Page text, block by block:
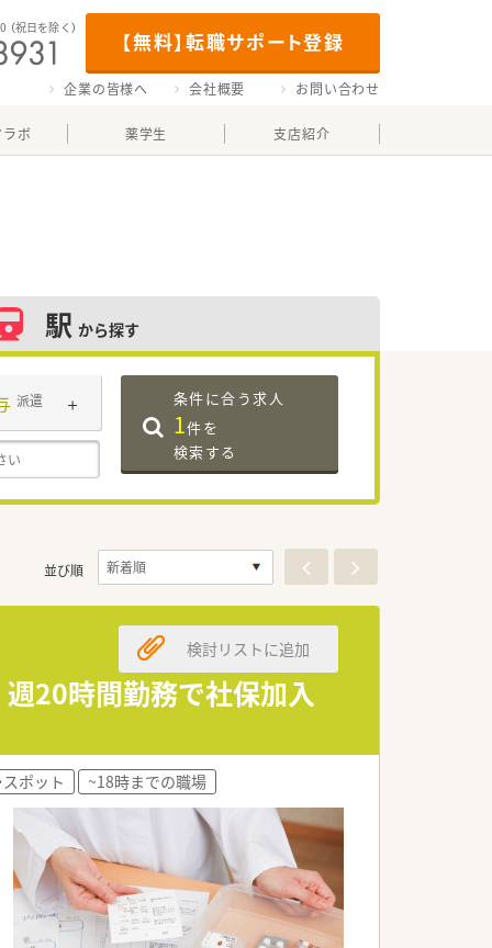
【無料】転職サポート登録
（祝日を除く）
企業の皆様へ 会社概要 お問い合わせ
ボ 薬学生 支店紹介
駅 から探す
派遣 条件に合う求人
1件を
検索する
並び順
20時間勤務で社保加入
検討リストに追加
スポット ~18時までの職場